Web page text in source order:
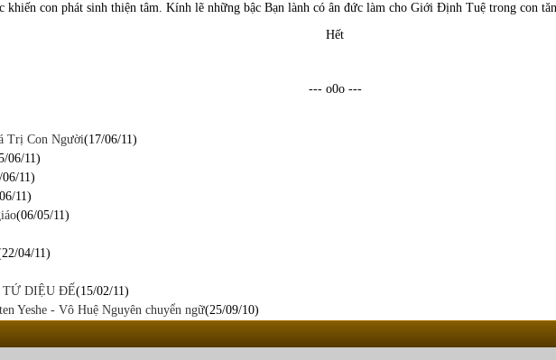
con phát sinh thiện tâm. Kính lẽ những bậc Bạn lành có ân đức làm cho Giới Định Tuệ trong con
Hết
--- o0o ---
Trị Con Người(17/06/11)
06/11)
06/11)
11)
(06/05/11)
04/11)
TỨ DIỆU ĐẾ(15/02/11)
Yeshe - Vô Huệ Nguyên chuyển ngữ(25/09/10)